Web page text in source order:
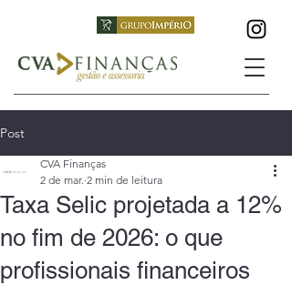
Post
Taxa Selic projetada a 12%
no fim de 2026: o que
profissionais financeiros
CVA Finanças
2 de mar. 2 min de leitura